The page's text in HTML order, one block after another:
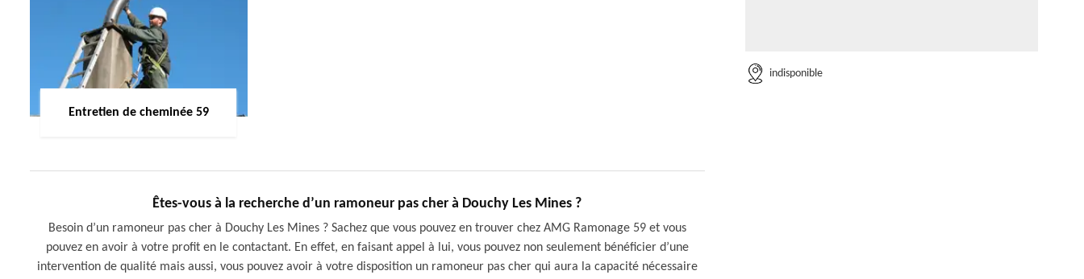
Entretien de cheminée 59
Êtes-vous à la recherche d’un ramoneur pas cher à Douchy Les Mines ?
Besoin d’un ramoneur pas cher à Douchy Les Mines ? Sachez que vous pouvez en trouver chez AMG Ramonage 59 et vous
pouvez en avoir à votre profit en le contactant. En effet, en faisant appel à lui, vous pouvez non seulement bénéficier d’une
intervention de qualité mais aussi, vous pouvez avoir à votre disposition un ramoneur pas cher qui aura la capacité nécessaire
indisponible